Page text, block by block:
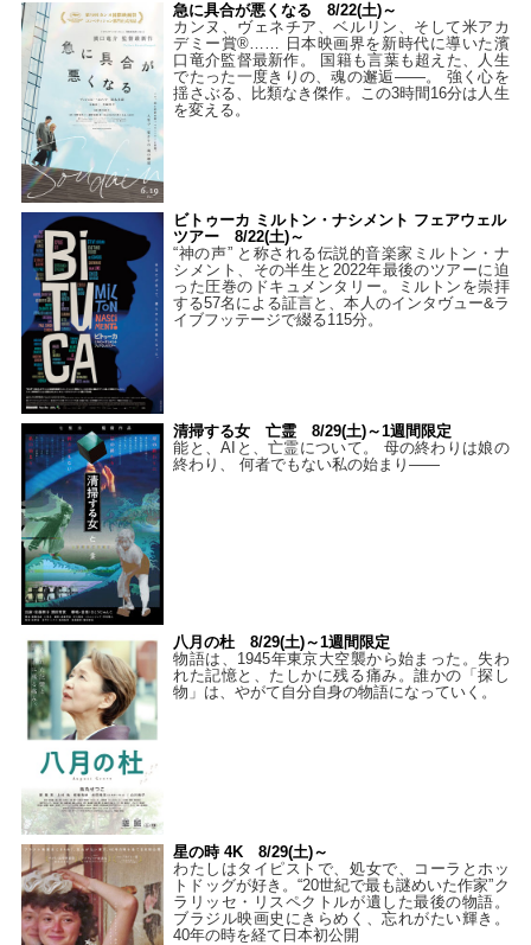
急に具合が悪くなる 8/22(土)～
カンヌ、ヴェネチア、ベルリン、そして米アカ
デミー賞®…… 日本映画界を新時代に導いた濱
口竜介監督最新作。 国籍も言葉も超えた、人生
でたった一度きりの、魂の邂逅――。 強く心を
揺さぶる、比類なき傑作。この3時間16分は人生
を変える。
ビトゥーカ ミルトン・ナシメント フェアウェル
ツアー 8/22(土)～
“神の声” と称される伝説的音楽家ミルトン・ナ
シメント、その半生と2022年最後のツアーに迫
った圧巻のドキュメンタリー。ミルトンを崇拝
する57名による証言と、本人のインタヴュー&ラ
イブフッテージで綴る115分。
清掃する女 亡霊 8/29(土)～1週間限定
能と、AIと、亡霊について。 母の終わりは娘の
終わり、 何者でもない私の始まり――
八月の杜 8/29(土)～1週間限定
物語は、1945年東京大空襲から始まった。失わ
れた記憶と、たしかに残る痛み。誰かの「探し
物」は、やがて自分自身の物語になっていく。
星の時 4K 8/29(土)～
わたしはタイピストで、処⼥で、コーラとホッ
トドッグが好き。“20世紀で最も謎めいた作家”ク
ラリッセ・リスペクトルが遺した最後の物語。
ブラジル映画史にきらめく、忘れがたい輝き。
40年の時を経て⽇本初公開